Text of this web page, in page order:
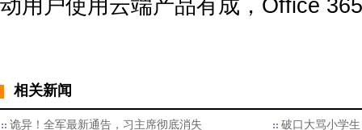
动用户使用云端产品有成，Office
相关新闻
诡异！全军最新通告，习主席彻底消失
破口大骂小学